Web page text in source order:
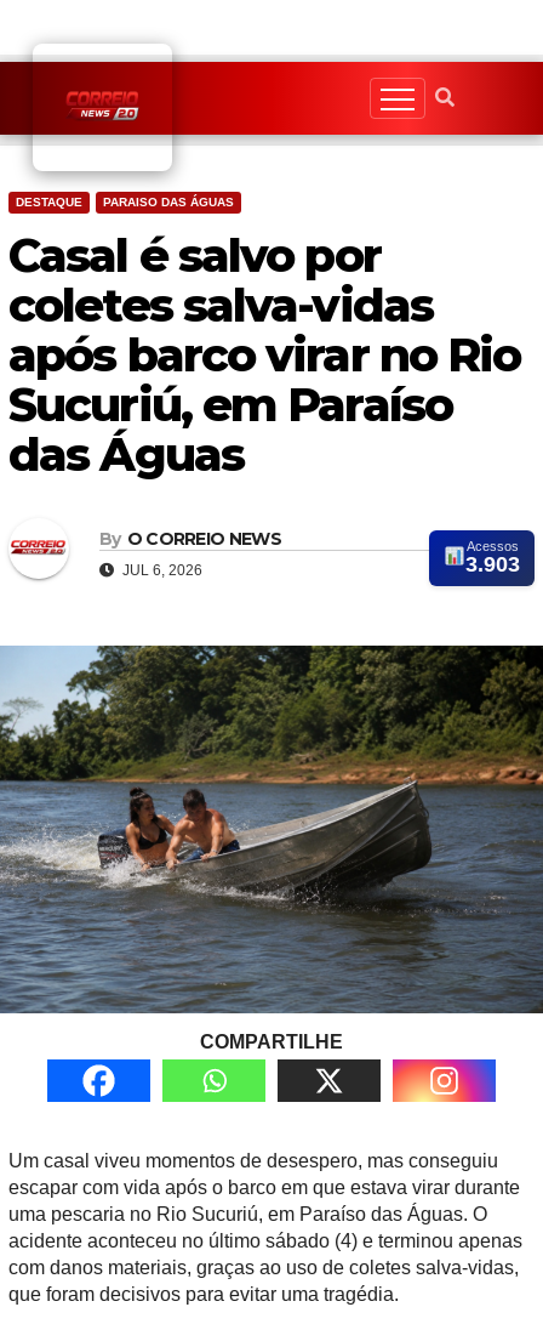
content
DESTAQUE PARAISO DAS ÁGUAS
Casal é salvo por
coletes salva-vidas
após barco virar no Rio
Sucuriú, em Paraíso
das Águas
By O CORREIO NEWS
JUL 6, 2026
Acessos
3.903
COMPARTILHE
Um casal viveu momentos de desespero, mas conseguiu
escapar com vida após o barco em que estava virar durante
uma pescaria no Rio Sucuriú, em Paraíso das Águas. O
acidente aconteceu no último sábado (4) e terminou apenas
com danos materiais, graças ao uso de coletes salva-vidas,
que foram decisivos para evitar uma tragédia.